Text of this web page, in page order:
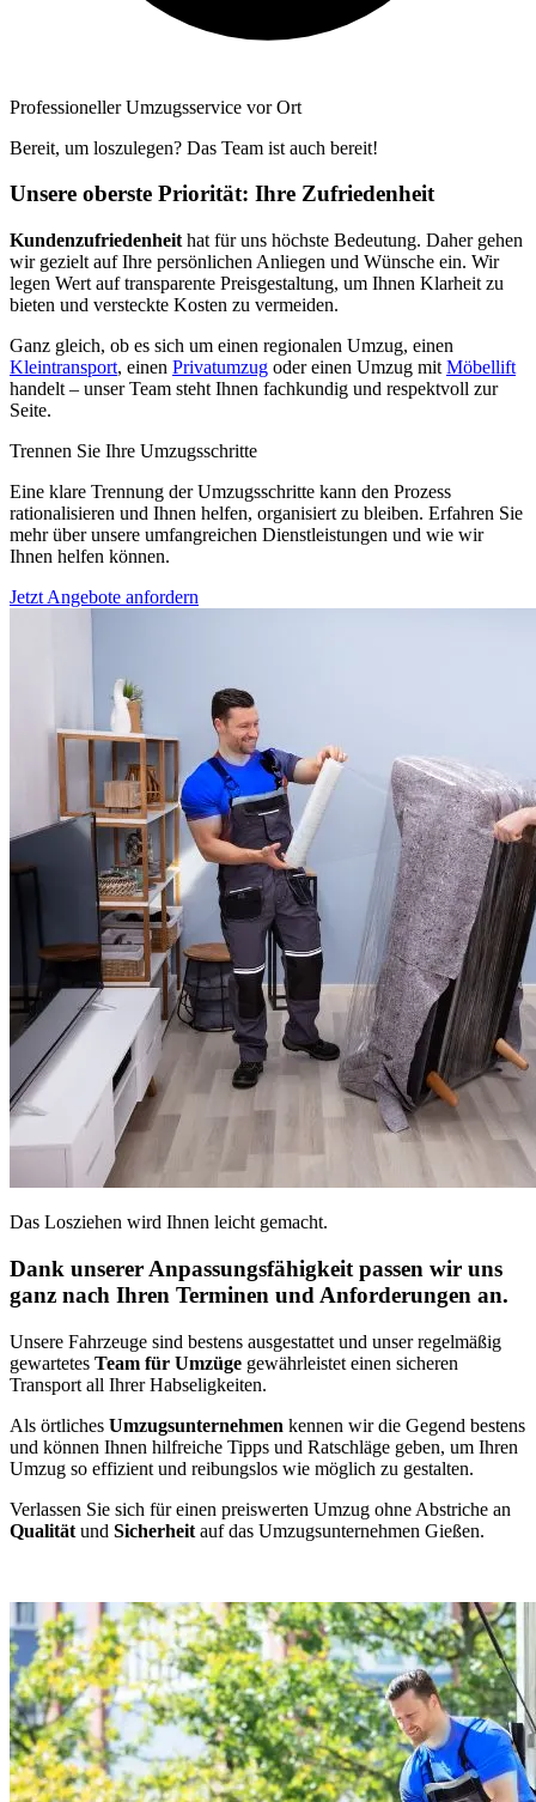
Professioneller Umzugsservice vor Ort
Bereit, um loszulegen? Das Team ist auch bereit!
Unsere oberste Priorität: Ihre Zufriedenheit
Kundenzufriedenheit hat für uns höchste Bedeutung. Daher gehen
wir gezielt auf Ihre persönlichen Anliegen und Wünsche ein. Wir
legen Wert auf transparente Preisgestaltung, um Ihnen Klarheit zu
bieten und versteckte Kosten zu vermeiden.
Ganz gleich, ob es sich um einen regionalen Umzug, einen
Kleintransport, einen Privatumzug oder einen Umzug mit Möbellift
handelt – unser Team steht Ihnen fachkundig und respektvoll zur
Seite.
Trennen Sie Ihre Umzugsschritte
Eine klare Trennung der Umzugsschritte kann den Prozess
rationalisieren und Ihnen helfen, organisiert zu bleiben. Erfahren Sie
mehr über unsere umfangreichen Dienstleistungen und wie wir
Ihnen helfen können.
Jetzt Angebote anfordern
Das Losziehen wird Ihnen leicht gemacht.
Dank unserer Anpassungsfähigkeit passen wir uns
ganz nach Ihren Terminen und Anforderungen an.
Unsere Fahrzeuge sind bestens ausgestattet und unser regelmäßig
gewartetes Team für Umzüge gewährleistet einen sicheren
Transport all Ihrer Habseligkeiten.
Als örtliches Umzugsunternehmen kennen wir die Gegend bestens
und können Ihnen hilfreiche Tipps und Ratschläge geben, um Ihren
Umzug so effizient und reibungslos wie möglich zu gestalten.
Verlassen Sie sich für einen preiswerten Umzug ohne Abstriche an
Qualität und Sicherheit auf das Umzugsunternehmen Gießen.